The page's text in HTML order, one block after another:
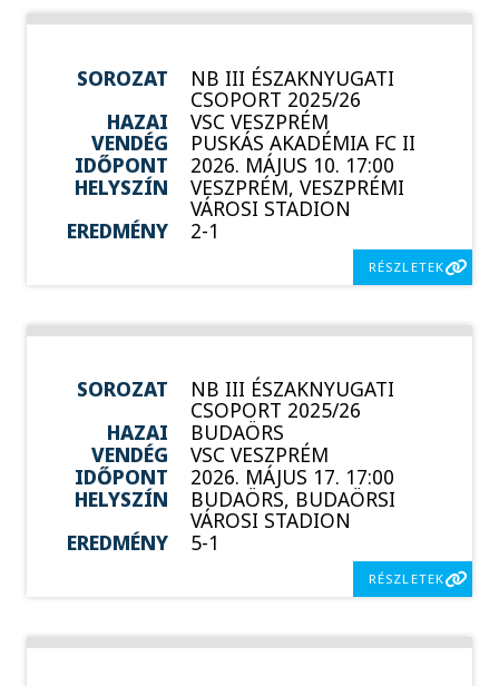
SOROZAT NB III ÉSZAKNYUGATI
CSOPORT 2025/26
HAZAI
VSC VESZPRÉM
VENDÉG
PUSKÁS AKADÉMIA FC II
IDŐPONT
2026. MÁJUS 10. 17:00
HELYSZÍN
VESZPRÉM, VESZPRÉMI
VÁROSI STADION
EREDMÉNY
2-1
RÉSZLETEK
SOROZAT NB III ÉSZAKNYUGATI
CSOPORT 2025/26
HAZAI
BUDAÖRS
VENDÉG
VSC VESZPRÉM
IDŐPONT
2026. MÁJUS 17. 17:00
HELYSZÍN
BUDAÖRS, BUDAÖRSI
VÁROSI STADION
EREDMÉNY
5-1
RÉSZLETEK